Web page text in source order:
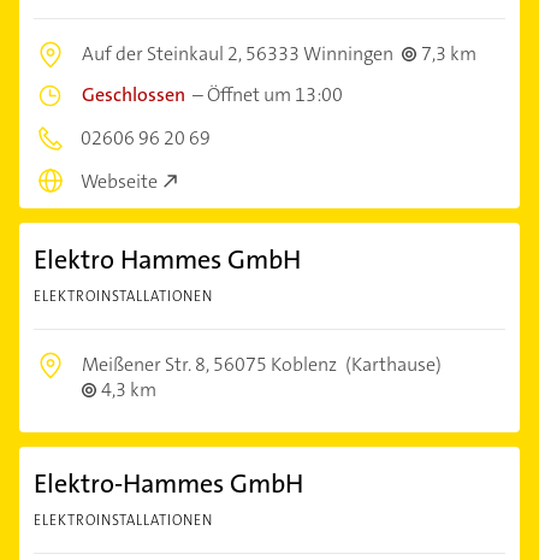
Auf der Steinkaul 2,56333 Winningen
7,3 km
Geschlossen –Öffnet um 13:00
02606 96 20 69
Webseite
Elektro Hammes GmbH
ELEKTROINSTALLATIONEN
Meißener Str. 8,56075 Koblenz (Karthause)
4,3 km
Elektro-Hammes GmbH
ELEKTROINSTALLATIONEN